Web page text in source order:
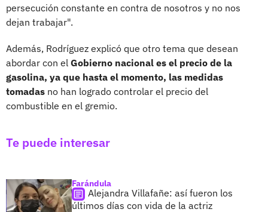
persecución constante en contra de nosotros y no nos
dejan trabajar".
Además, Rodríguez explicó que otro tema que desean
abordar con el Gobierno nacional es el precio de la
gasolina, ya que hasta el momento, las medidas
tomadas no han logrado controlar el precio del
combustible en el gremio.
Te puede interesar
Farándula
Alejandra Villafañe: así fueron los
últimos días con vida de la actriz